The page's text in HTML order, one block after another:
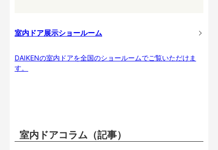
室内ドア展示ショールーム
DAIKENの室内ドアを全国のショールームでご覧いただけま
す。
室内ドアコラム（記事）